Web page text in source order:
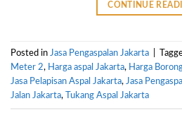
CONTINUE
Posted in Jasa Pengaspalan Jakarta
Meter 2, Harga aspal Jakarta, Harga
Jasa Pelapisan Aspal Jakarta, Jasa
Jalan Jakarta, Tukang Aspal Jakarta